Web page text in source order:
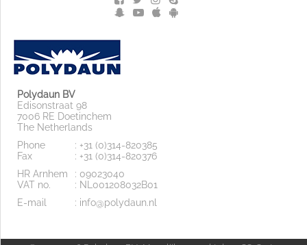
Polydaun BV
Edisonstraat 98
7006 RE Doetinchem
The Netherlands
Phone
Fax
: +31 (0)314-820385
: +31 (0)314-820376
HR Arnhem
VAT no.
: 09023040
: NL001208032B01
E-mail
: info@polydaun.nl